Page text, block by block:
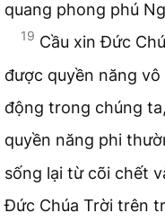
quang phong phú
19 Cầu xin Đức
được quyền năng
động trong chúng
quyền năng phi
sống lại từ cõi chết
Đức Chúa Trời trên